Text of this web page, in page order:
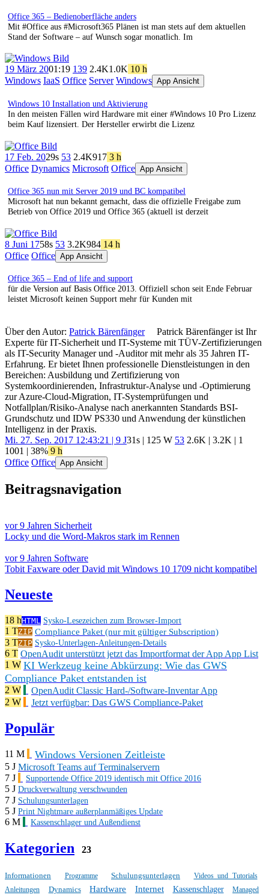
Office 365 – Bedienoberfläche anders
Mit #Office aus #Microsoft365 Plänen ist man stets auf dem aktuellen
Stand der Software – auf Wunsch sogar monatlich. Im
19 März 2001:19 139 2.4K1.0K 10 h
Windows IaaS Office Server Windows App Ansicht
Windows 10 Installation und Aktivierung
In den meisten Fällen wird Hardware mit einer #Windows 10 Pro Lizenz
beim Kauf lizensiert. Der Hersteller erwirbt die Lizenz
17 Feb. 2029s 53 2.4K917 3 h
Office Dynamics Microsoft Office App Ansicht
Office 365 nun mit Server 2019 und BC kompatibel
Microsoft hat nun bekannt gemacht, dass die offizielle Freigabe zum
Betrieb von Office 2019 und Office 365 (aktuell ist derzeit
8 Juni 1758s 53 3.2K984 14 h
Office Office App Ansicht
Office 365 – End of life and support
für die Version auf Basis Office 2013. Offiziell schon seit Ende Februar
leistet Microsoft keinen Support mehr für Kunden mit
Über den Autor: Patrick Bärenfänger
Patrick Bärenfänger ist Ihr
Experte für IT-Sicherheit und IT-Systeme mit TÜV-Zertifizierungen
als IT-Security Manager und -Auditor mit mehr als 35 Jahren IT-
Erfahrung. Er bietet Ihnen professionelle Dienstleistungen in den
Bereichen: Ausbildung und Zertifizierung von
Systemkoordinierenden, Infrastruktur-Analyse und -Optimierung
zur Azure-Cloud-Migration, IT-Systemprüfungen und
Notfallplan/Risiko-Analyse nach anerkannten Standards BSI-
Grundschutz und IDW PS330 und Anwendung der künstlichen
Intelligenz in der Praxis.
Mi. 27. Sep. 2017 12:43:21 | 9 J31s | 125 W 53 2.6K | 3.2K | 1
1001 | 38% 9 h
Office Office App Ansicht
Beitragsnavigation
vor 9 Jahren Sicherheit
Locky und die Word-Makros stark im Rennen
vor 9 Jahren Software
Tobit Faxware oder David mit Windows 10 1709 nicht kompatibel
Neueste
18 hHTML Sysko-Lesezeichen zum Browser-Import
1 TZIP Compliance Paket (nur mit gültiger Subscription)
3 TZIP Sysko-Unterlagen-Anleitungen-Details
6 T OpenAudit unterstützt jetzt das Importformat der App App List
1 W KI Werkzeug keine Abkürzung: Wie das GWS
Compliance Paket entstanden ist
2 W
OpenAudit Classic Hard-/Software-Inventar App
2 W
Jetzt verfügbar: Das GWS Compliance-Paket
Populär
11 M Windows Versionen Zeitleiste
5 J Microsoft Teams auf Terminalservern
7 J
Supportende Office 2019 identisch mit Office 2016
5 J Druckverwaltung verschwunden
7 J Schulungsunterlagen
5 J Print Nightmare außerplanmäßiges Update
6 M Kassenschlager und Außendienst
Kategorien 23
Informationen Programme Schulungsunterlagen
Videos und Tutorials
Anleitungen
Dynamics Hardware Internet Kassenschlager Managed